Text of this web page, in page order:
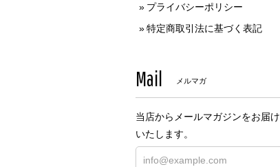
プライバシーポリシー
特定商取引法に基づく表記
Mail メルマガ
当店からメールマガジンをお届け
いたします。